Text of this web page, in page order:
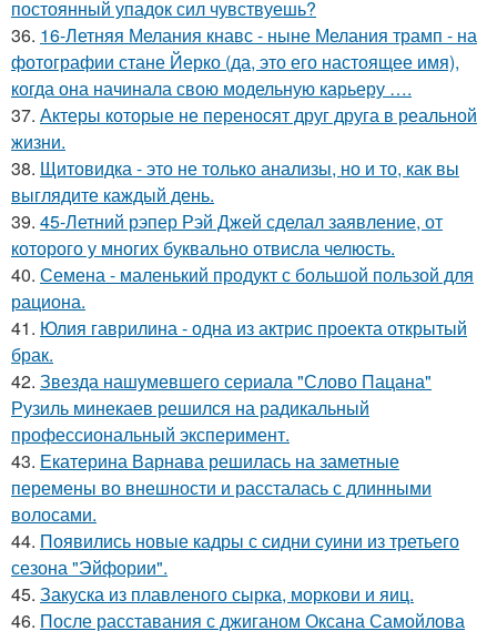
постоянный упадок сил чувствуешь?
36. 16-Летняя Мелания кнавс - ныне Мелания трамп - на
фотографии стане Йерко (да, это его настоящее имя),
когда она начинала свою модельную карьеру ….
37. Актеры которые не переносят друг друга в реальной
жизни.
38. Щитовидка - это не только анализы, но и то, как вы
выглядите каждый день.
39. 45-Летний рэпер Рэй Джей сделал заявление, от
которого у многих буквально отвисла челюсть.
40. Семена - маленький продукт с большой пользой для
рациона.
41. Юлия гаврилина - одна из актрис проекта открытый
брак.
42. Звезда нашумевшего сериала "Слово Пацана"
Рузиль минекаев решился на радикальный
профессиональный эксперимент.
43. Екатерина Варнава решилась на заметные
перемены во внешности и рассталась с длинными
волосами.
44. Появились новые кадры с сидни суини из третьего
сезона "Эйфории".
45. Закуска из плавленого сырка, моркови и яиц.
46. После расставания с джиганом Оксана Самойлова